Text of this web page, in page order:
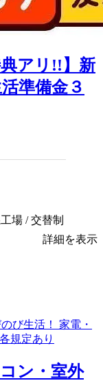
アリ!!】新
準備金３
場 / 交替制
詳細を表示
ン・室外